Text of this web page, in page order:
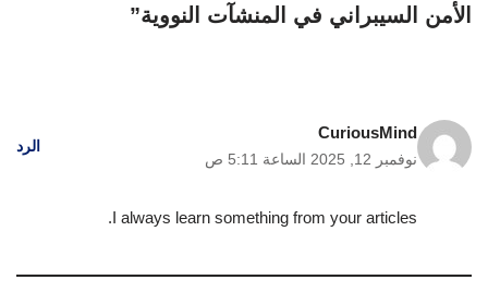
الأمن السيبراني في المنشآت النووية”
CuriousMind
نوفمبر 12, 2025 الساعة 5:11 ص
الرد
I always learn something from your articles.